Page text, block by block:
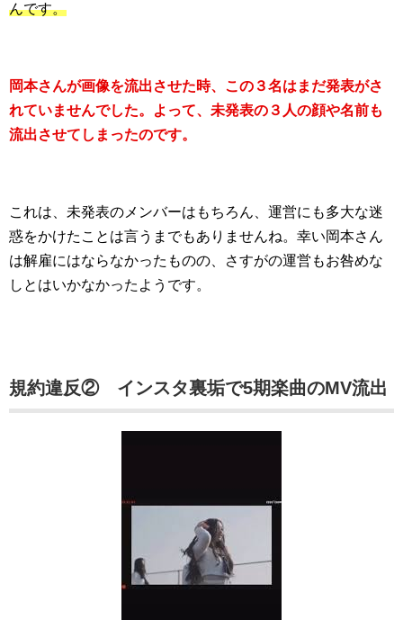
んです。
岡本さんが画像を流出させた時、この３名はまだ発表がさ
れていませんでした。よって、未発表の３人の顔や名前も
流出させてしまったのです。
これは、未発表のメンバーはもちろん、運営にも多大な迷
惑をかけたことは言うまでもありませんね。幸い岡本さん
は解雇にはならなかったものの、さすがの運営もお咎めな
しとはいかなかったようです。
規約違反② インスタ裏垢で5期楽曲のMV流出